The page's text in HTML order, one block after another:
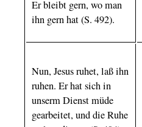
Er bleibt gern, wo man
ihn gern hat (S. 492).
Nun, Jesus ruhet, laß ihn
ruhen. Er hat sich in
unserm Dienst müde
gearbeitet, und die Ruhe